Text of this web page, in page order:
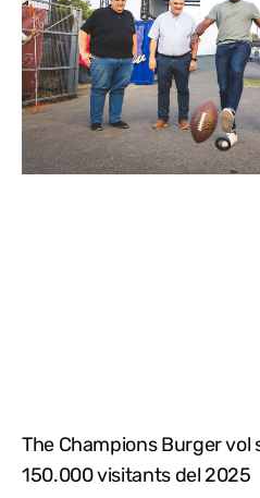
The Champions Burger vol
150.000 visitants del 2025